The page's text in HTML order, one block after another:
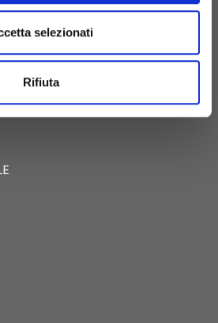
selezionati
Rifiuta
– 81052
(CE)